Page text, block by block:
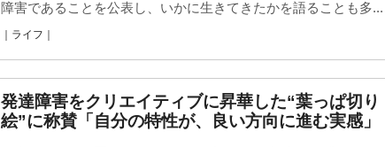
障害であることを公表し、いかに生きてきたかを語ることも多...
｜ライフ｜
発達障害をクリエイティブに昇華した“葉っぱ切り
絵”に称賛「自分の特性が、良い方向に進む実感」